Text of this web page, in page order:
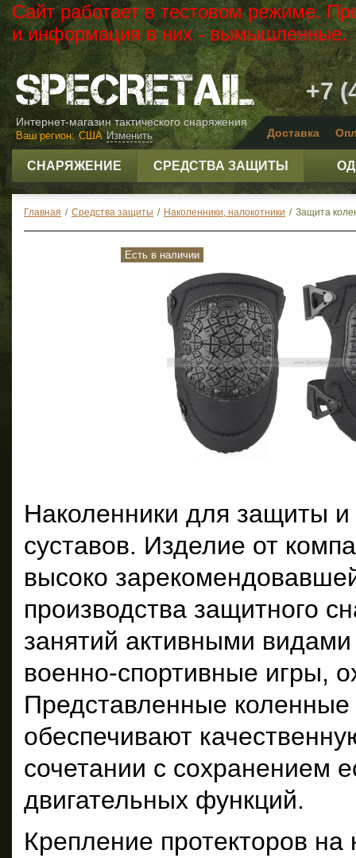
Сайт работает в тестовом режиме.
и информация в них - вымышленные.
Интернет-магазин тактического снаряжения
+7
Доставка
Изменить
Ваш регион: США
СНАРЯЖЕНИЕ СРЕДСТВА ЗАЩИТЫ
Главная / Средства защиты / Наколенники, налокотники / Защита
Есть в наличии
Наколенники для защиты и
суставов. Изделие от
высоко
производства защитного
занятий активными
военно-спортивные игры,
Представленные
обеспечивают
сочетании с сохранением
двигательных функций.
Крепление протекторов на